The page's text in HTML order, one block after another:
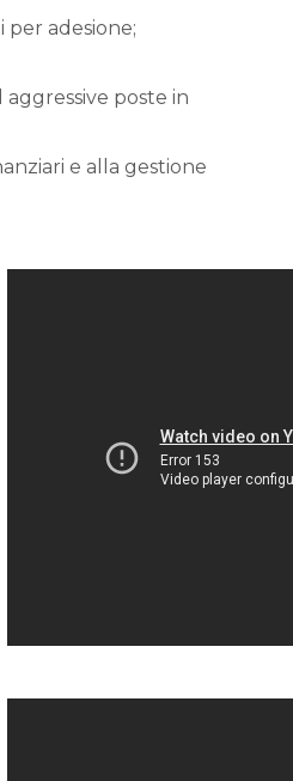
adesione;
poste in
e alla gestione